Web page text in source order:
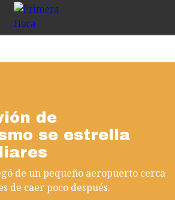
de
se estrella
de un pequeño aeropuerto cerca
de caer poco después.